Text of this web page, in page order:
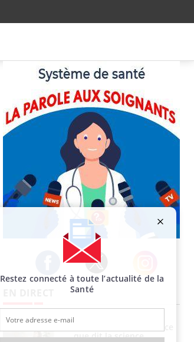
Facebook Twitter Instagram
que dit la science
Restez connecté à toute l’actualité de la
Santé